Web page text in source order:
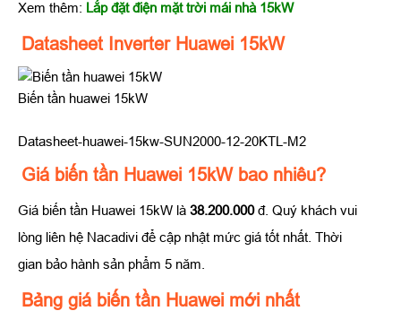
Xem thêm: Lắp đặt điện mặt trời mái nhà 15kW
Datasheet Inverter Huawei 15kW
Biến tần huawei 15kW
Datasheet-huawei-15kw-SUN2000-12-20KTL-M2
Giá biến tần Huawei 15kW bao nhiêu?
Giá biến tần Huawei 15kW là 38.200.000đ. Quý khách vui
lòng liên hệ Nacadivi để cập nhật mức giá tốt nhất. Thời
gian bảo hành sản phẩm 5 năm.
Bảng giá biến tần Huawei mới nhất